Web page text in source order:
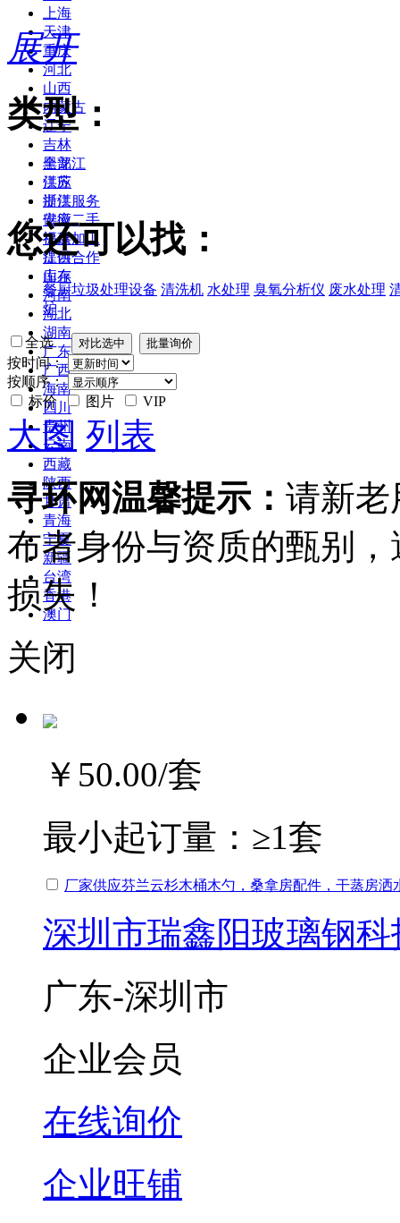
上海
天津
重庆
河北
山西
内蒙古
辽宁
吉林
黑龙江
江苏
浙江
安徽
福建
江西
山东
河南
湖北
湖南
广东
广西
海南
四川
贵州
云南
西藏
陕西
甘肃
青海
宁夏
新疆
台湾
香港
澳门
展开
类型：
全部
供应
提供服务
供应二手
提供加工
提供合作
库存
您还可以找：
餐厨垃圾处理设备 清洗机 水处理 臭氧分析仪 废水处理
炉
全选
按时间：
按顺序：
标价
图片 VIP
大图 列表
寻环网温馨提示： 请新老
布者身份与资质的甄别
损失！
关闭
￥50.00/套
最小起订量： ≥1套
厂家供应芬兰云杉木桶木勺，桑拿房配件，干蒸房洒
深圳市瑞鑫阳玻璃钢
广东-深圳市
企业会员
在线询价
企业旺铺